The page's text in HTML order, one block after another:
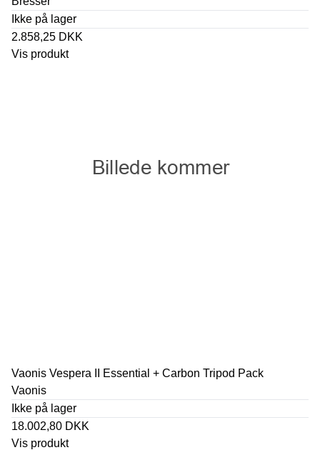
Ikke på lager
2.858,25 DKK
Vis produkt
Vaonis Vespera II Essential + Carbon Tripod Pack
Vaonis
Ikke på lager
18.002,80 DKK
Vis produkt